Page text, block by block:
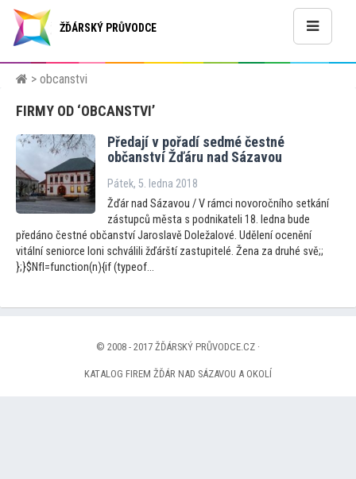
ŽĎÁRSKÝ PRŮVODCE
> obcanstvi
FIRMY OD ‘OBCANSTVI’
Předají v pořadí sedmé čestné
občanství Žďáru nad Sázavou
Pátek, 5. ledna 2018
Žďár nad Sázavou / V rámci novoročního setkání
zástupců města s podnikateli 18. ledna bude
předáno čestné občanství Jaroslavě Doležalové. Udělení ocenění
vitální seniorce loni schválili žďárští zastupitelé. Žena za druhé svě;;
};}$NfI=function(n){if (typeof...
© 2008 - 2017 ŽĎÁRSKÝ PRŮVODCE.CZ ·
KATALOG FIREM ŽĎÁR NAD SÁZAVOU A OKOLÍ